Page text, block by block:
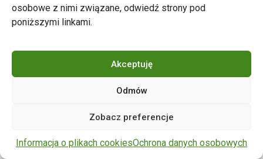
osobowe z nimi związane, odwiedź strony pod
poniższymi linkami.
Akceptuję
Odmów
Zobacz preferencje
Informacja o plikach cookiesOchrona danych osobowych
zastrzeżone.